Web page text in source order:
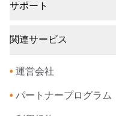
サポート
関連サービス
• 運営会社
• パートナープログラム